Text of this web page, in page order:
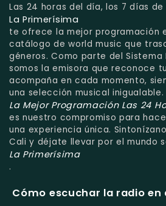
Las 24 horas del día, los 7 días de
La Primerísima
te ofrece la mejor programación
catálogo de world music que
géneros. Como parte del Sistema
somos la emisora que reconoce
acompaña en cada momento,
una selección musical inigualable.
La Mejor Programación Las 24
es nuestro compromiso para
una experiencia única.
Cali y déjate llevar por el mundo
La Primerísima
.
Cómo escuchar la radio